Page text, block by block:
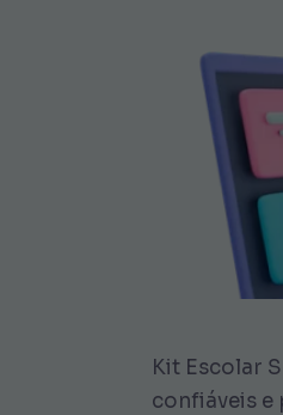
Kit Escolar
confiáveis e